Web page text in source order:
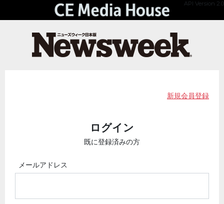
API Version 2.0
新規会員登録
ログイン
既に登録済みの方
メールアドレス